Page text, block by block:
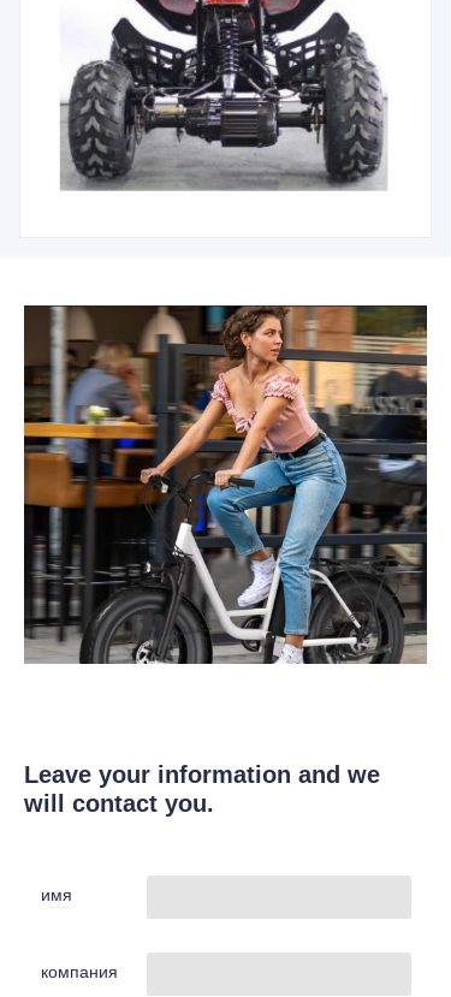
Leave your information and we
will contact you.
имя
компания